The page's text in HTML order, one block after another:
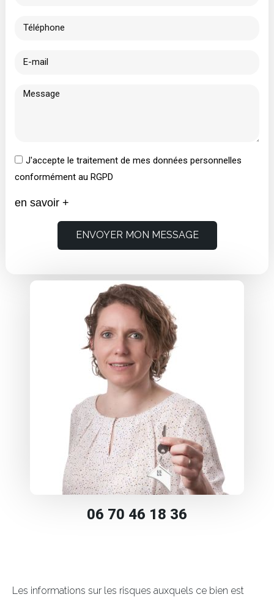
J'accepte le traitement de mes données personnelles
conformément au RGPD
en savoir +
ENVOYER MON MESSAGE
06 70 46 18 36
Les informations sur les risques auxquels ce bien est